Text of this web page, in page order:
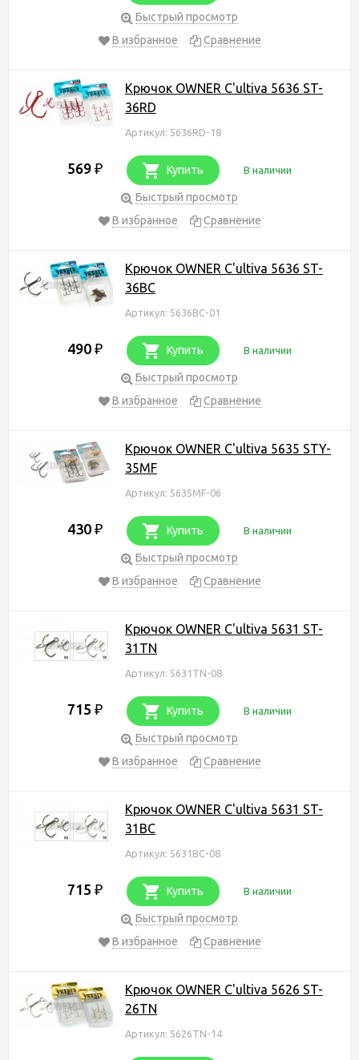
Быстрый просмотр
В избранное
Сравнение
Крючок OWNER C'ultiva 5636 ST-
36RD
Артикул: 5636RD-18
569 ₽ Купить В наличии
Быстрый просмотр
В избранное
Сравнение
Крючок OWNER C'ultiva 5636 ST-
36BC
Артикул: 5636BC-01
490 ₽ Купить В наличии
Быстрый просмотр
В избранное
Сравнение
Крючок OWNER C'ultiva 5635 STY-
35MF
Артикул: 5635MF-06
430 ₽ Купить В наличии
Быстрый просмотр
В избранное
Сравнение
Крючок OWNER C'ultiva 5631 ST-
31TN
Артикул: 5631TN-08
715 ₽ Купить В наличии
Быстрый просмотр
В избранное
Сравнение
Крючок OWNER C'ultiva 5631 ST-
31BC
Артикул: 5631BC-08
715 ₽ Купить В наличии
Быстрый просмотр
В избранное
Сравнение
Крючок OWNER C'ultiva 5626 ST-
26TN
Артикул: 5626TN-14